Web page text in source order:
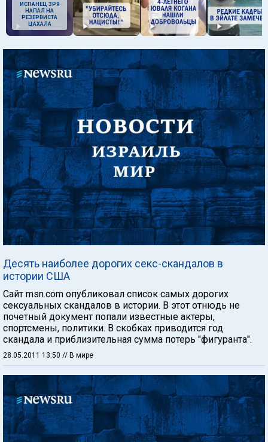
ИСПАНЕЦ ЗРЯ
НАПАЛ НА
РЕЗЕРВИСТА
ЦАХАЛА
Десять наиболее дорогих секс-скандалов в
истории США
Сайт msn.com опубликовал список самых дорогих
сексуальных скандалов в истории. В этот отнюдь не
почетный документ попали известные актеры,
спортсмены, политики. В скобках приводится год
скандала и приблизительная сумма потерь "фигуранта".
28.05.2011 13:50 // В мире